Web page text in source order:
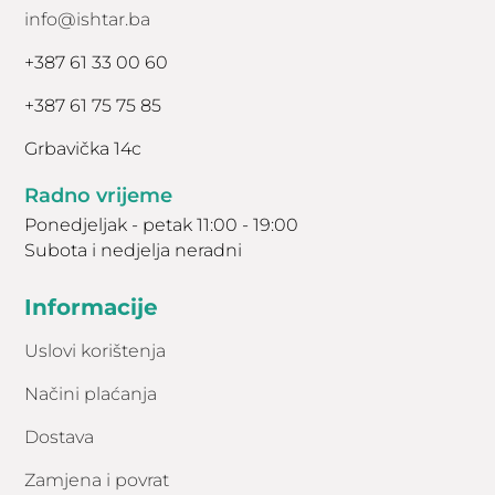
info@ishtar.ba
+387 61 33 00 60
+387 61 75 75 85
Grbavička 14c
Radno vrijeme
Ponedjeljak - petak 11:00 - 19:00
Subota i nedjelja neradni
Informacije
Uslovi korištenja
Načini plaćanja
Dostava
Zamjena i povrat